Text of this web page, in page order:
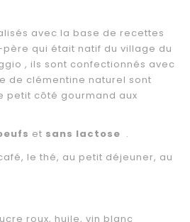
avec la base de recettes
qui était natif du village du
, ils sont confectionnés avec
de clémentine naturel sont
petit côté gourmand aux
et sans lactose .
le thé, au petit déjeuner, au
roux, huile, vin blanc